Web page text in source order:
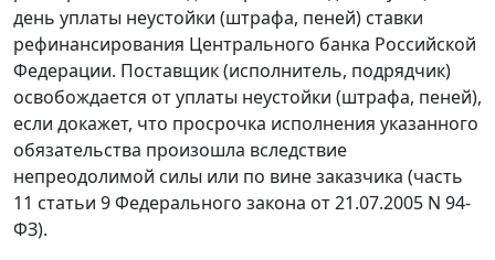
день уплаты неустойки (штрафа, пеней) ставки
рефинансирования Центрального банка Российской
Федерации. Поставщик (исполнитель, подрядчик)
освобождается от уплаты неустойки (штрафа, пеней),
если докажет, что просрочка исполнения указанного
обязательства произошла вследствие
непреодолимой силы или по вине заказчика (часть
11 статьи 9Федерального закона от 21.07.2005 N 94-
ФЗ).